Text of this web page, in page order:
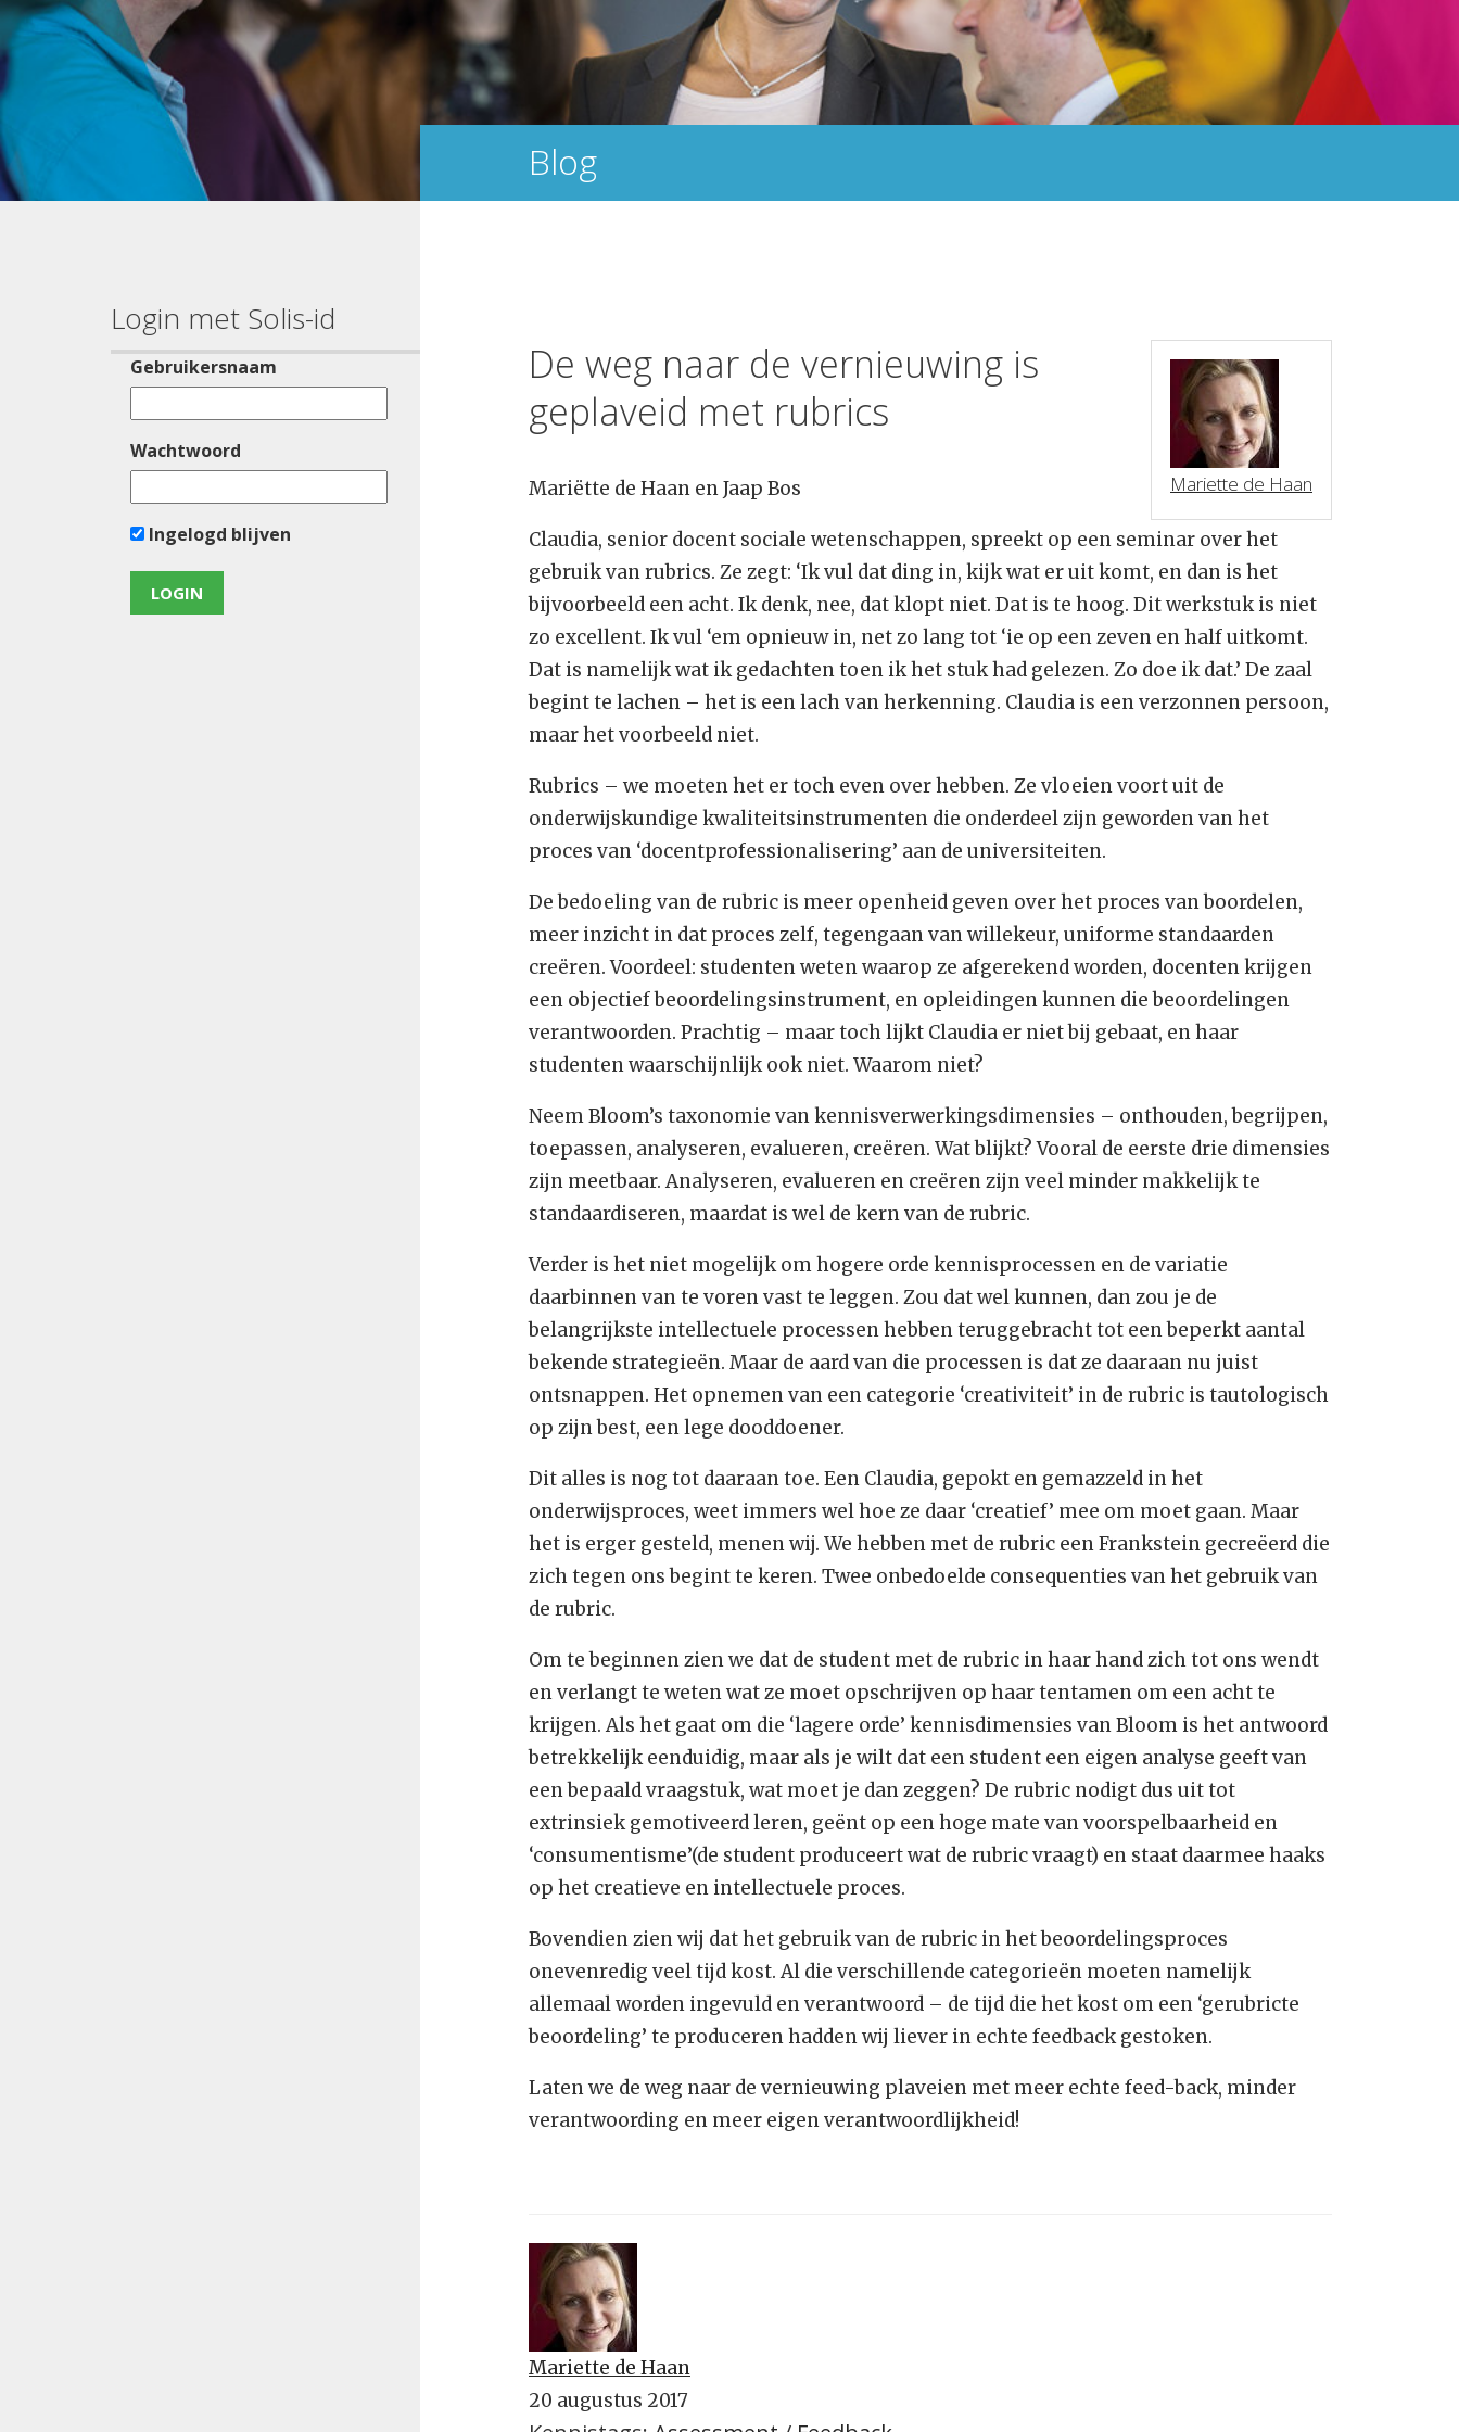
Login met Solis-id
Gebruikersnaam
Wachtwoord
Ingelogd blijven
Blog
Mariette de Haan
De weg naar de vernieuwing is
geplaveid met rubrics
Mariëtte de Haan en Jaap Bos
Claudia, senior docent sociale wetenschappen, spreekt op een seminar over het
gebruik van rubrics. Ze zegt: ‘Ik vul dat ding in, kijk wat er uit komt, en dan is het
bijvoorbeeld een acht. Ik denk, nee, dat klopt niet. Dat is te hoog. Dit werkstuk is niet
zo excellent. Ik vul ‘em opnieuw in, net zo lang tot ‘ie op een zeven en half uitkomt.
Dat is namelijk wat ik gedachten toen ik het stuk had gelezen. Zo doe ik dat.’ De zaal
begint te lachen – het is een lach van herkenning. Claudia is een verzonnen persoon,
maar het voorbeeld niet.
Rubrics – we moeten het er toch even over hebben. Ze vloeien voort uit de
onderwijskundige kwaliteitsinstrumenten die onderdeel zijn geworden van het
proces van ‘docentprofessionalisering’ aan de universiteiten.
De bedoeling van de rubric is meer openheid geven over het proces van boordelen,
meer inzicht in dat proces zelf, tegengaan van willekeur, uniforme standaarden
creëren. Voordeel: studenten weten waarop ze afgerekend worden, docenten krijgen
een objectief beoordelingsinstrument, en opleidingen kunnen die beoordelingen
verantwoorden. Prachtig – maar toch lijkt Claudia er niet bij gebaat, en haar
studenten waarschijnlijk ook niet. Waarom niet?
Neem Bloom’s taxonomie van kennisverwerkingsdimensies – onthouden, begrijpen,
toepassen, analyseren, evalueren, creëren. Wat blijkt? Vooral de eerste drie dimensies
zijn meetbaar. Analyseren, evalueren en creëren zijn veel minder makkelijk te
standaardiseren, maardat is wel de kern van de rubric.
Verder is het niet mogelijk om hogere orde kennisprocessen en de variatie
daarbinnen van te voren vast te leggen. Zou dat wel kunnen, dan zou je de
belangrijkste intellectuele processen hebben teruggebracht tot een beperkt aantal
bekende strategieën. Maar de aard van die processen is dat ze daaraan nu juist
ontsnappen. Het opnemen van een categorie ‘creativiteit’ in de rubric is tautologisch
op zijn best, een lege dooddoener.
Dit alles is nog tot daaraan toe. Een Claudia, gepokt en gemazzeld in het
onderwijsproces, weet immers wel hoe ze daar ‘creatief’ mee om moet gaan. Maar
het is erger gesteld, menen wij. We hebben met de rubric een Frankstein gecreëerd die
zich tegen ons begint te keren. Twee onbedoelde consequenties van het gebruik van
de rubric.
Om te beginnen zien we dat de student met de rubric in haar hand zich tot ons wendt
en verlangt te weten wat ze moet opschrijven op haar tentamen om een acht te
krijgen. Als het gaat om die ‘lagere orde’ kennisdimensies van Bloom is het antwoord
betrekkelijk eenduidig, maar als je wilt dat een student een eigen analyse geeft van
een bepaald vraagstuk, wat moet je dan zeggen? De rubric nodigt dus uit tot
extrinsiek gemotiveerd leren, geënt op een hoge mate van voorspelbaarheid en
‘consumentisme’(de student produceert wat de rubric vraagt) en staat daarmee haaks
op het creatieve en intellectuele proces.
Bovendien zien wij dat het gebruik van de rubric in het beoordelingsproces
onevenredig veel tijd kost. Al die verschillende categorieën moeten namelijk
allemaal worden ingevuld en verantwoord – de tijd die het kost om een ‘gerubricte
beoordeling’ te produceren hadden wij liever in echte feedback gestoken.
Laten we de weg naar de vernieuwing plaveien met meer echte feed-back, minder
verantwoording en meer eigen verantwoordlijkheid!
Mariette de Haan
20 augustus 2017